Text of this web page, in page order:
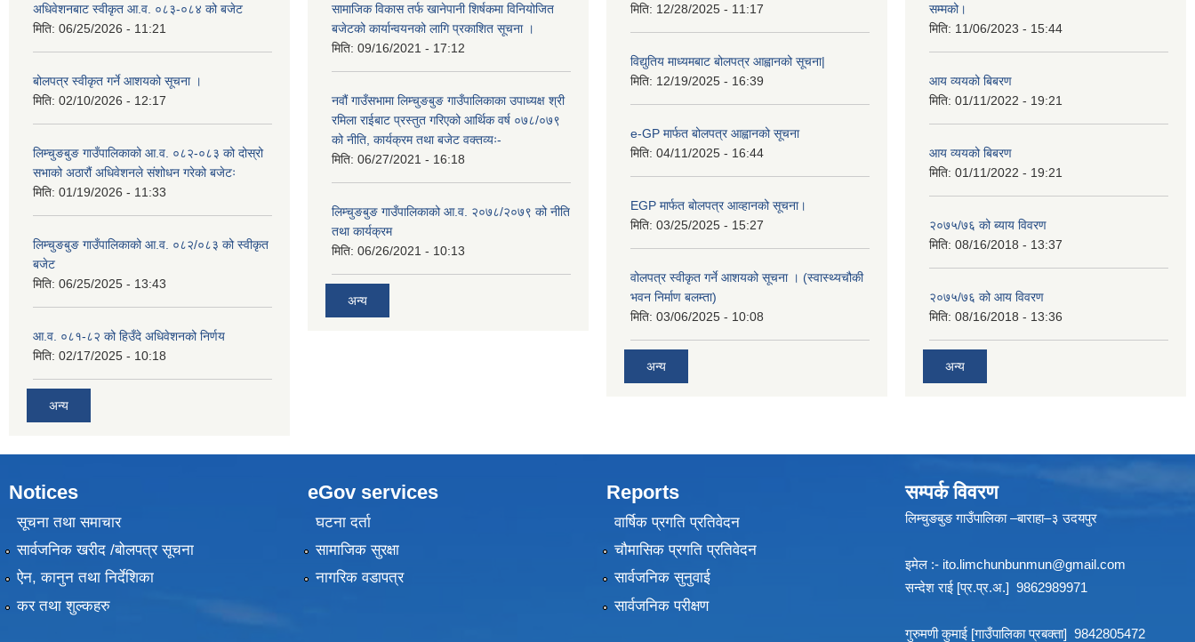
अधिवेशनबाट स्वीकृत आ.व. ०८३-०८४ को बजेट
मिति: 06/25/2026 - 11:21
बोलपत्र स्वीकृत गर्ने आशयको सूचना ।
मिति: 02/10/2026 - 12:17
लिम्चुङबुङ गाउँपालिकाको आ.व. ०८२-०८३ को दोस्रो
सभाको अठारौं अधिवेशनले संशोधन गरेको बजेटः
मिति: 01/19/2026 - 11:33
लिम्चुङबुङ गाउँपालिकाको आ.व. ०८२/०८३ को स्वीकृत
बजेट
मिति: 06/25/2025 - 13:43
आ.व. ०८१-८२ को हिउँदे अधिवेशनको निर्णय
मिति: 02/17/2025 - 10:18
अन्य
सामाजिक विकास तर्फ खानेपानी शिर्षकमा विनियोजित
बजेटको कार्यान्वयनको लागि प्रकाशित सूचना ।
मिति: 09/16/2021 - 17:12
नवौं गाउँसभामा लिम्चुङबुङ गाउँपालिकाका उपाध्यक्ष श्री
रमिला राईबाट प्रस्तुत गरिएको आर्थिक वर्ष ०७८/०७९
को नीति, कार्यक्रम तथा बजेट वक्तव्यः-
मिति: 06/27/2021 - 16:18
लिम्चुङबुङ गाउँपालिकाको आ.व. २०७८/२०७९ को नीति
तथा कार्यक्रम
मिति: 06/26/2021 - 10:13
अन्य
मिति: 12/28/2025 - 11:17
विद्युतिय माध्यमबाट बोलपत्र आह्वानको सूचना|
मिति: 12/19/2025 - 16:39
e-GP मार्फत बोलपत्र आह्वानको सूचना
मिति: 04/11/2025 - 16:44
EGP मार्फत बोलपत्र आव्हानको सूचना।
मिति: 03/25/2025 - 15:27
वोलपत्र स्वीकृत गर्ने आशयको सूचना । (स्वास्थ्यचौकी
भवन निर्माण बलम्ता)
मिति: 03/06/2025 - 10:08
अन्य
सम्मको।
मिति: 11/06/2023 - 15:44
आय व्ययको बिबरण
मिति: 01/11/2022 - 19:21
आय व्ययको बिबरण
मिति: 01/11/2022 - 19:21
२०७५/७६ को ब्याय विवरण
मिति: 08/16/2018 - 13:37
२०७५/७६ को आय विवरण
मिति: 08/16/2018 - 13:36
अन्य
Notices
सूचना तथा समाचार
सार्वजनिक खरीद /बोलपत्र सूचना
ऐन, कानुन तथा निर्देशिका
कर तथा शुल्कहरु
eGov services
घटना दर्ता
सामाजिक सुरक्षा
नागरिक वडापत्र
Reports
वार्षिक प्रगति प्रतिवेदन
चौमासिक प्रगति प्रतिवेदन
सार्वजनिक सुनुवाई
सार्वजनिक परीक्षण
सम्पर्क विवरण
लिम्चुङबुङ गाउँपालिका –बाराहा–३ उदयपुर
इमेल :- ito.limchunbunmun@gmail.com
सन्देश राई [प्र.प्र.अ.] 9862989971
गुरुमणी कुमाई [गाउँपालिका प्रबक्ता] 9842805472